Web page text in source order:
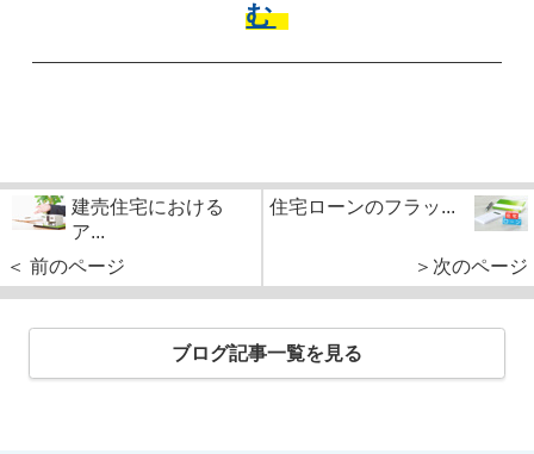
む
建売住宅における
ア...
＜ 前のページ
住宅ローンのフラッ...
＞次のページ
ブログ記事一覧を見る